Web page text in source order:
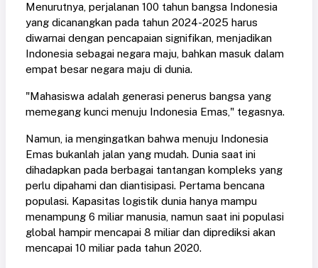
Menurutnya, perjalanan 100 tahun bangsa Indonesia
yang dicanangkan pada tahun 2024-2025 harus
diwarnai dengan pencapaian signifikan, menjadikan
Indonesia sebagai negara maju, bahkan masuk dalam
empat besar negara maju di dunia.
"Mahasiswa adalah generasi penerus bangsa yang
memegang kunci menuju Indonesia Emas," tegasnya.
Namun, ia mengingatkan bahwa menuju Indonesia
Emas bukanlah jalan yang mudah. Dunia saat ini
dihadapkan pada berbagai tantangan kompleks yang
perlu dipahami dan diantisipasi. Pertama bencana
populasi. Kapasitas logistik dunia hanya mampu
menampung 6 miliar manusia, namun saat ini populasi
global hampir mencapai 8 miliar dan diprediksi akan
mencapai 10 miliar pada tahun 2020.